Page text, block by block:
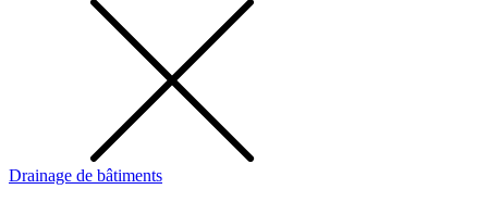
Drainage de bâtiments